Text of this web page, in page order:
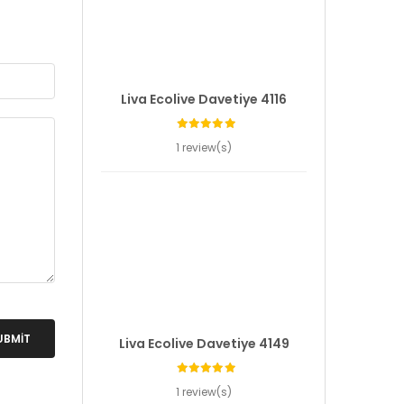
Liva Ecolive Davetiye 4116
1 review(s)
Liva Ecolive Davetiye 4149
1 review(s)